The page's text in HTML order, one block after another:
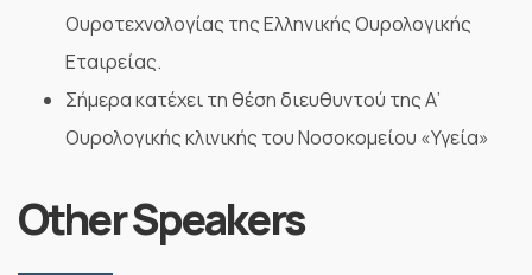
Ουροτεχνολογίας της Ελληνικής Ουρολογικής
Εταιρείας.
Σήμερα κατέχει τη θέση διευθυντού της Α’
Ουρολογικής κλινικής του Νοσοκομείου «Υγεία»
Other Speakers